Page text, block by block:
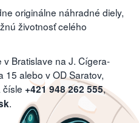
originálne náhradné diely,
životnosť celého
Bratislave na J. Cígera-
15 alebo v OD Saratov,
čísle +421 948 262 555,
.